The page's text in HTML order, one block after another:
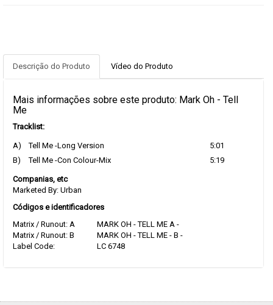
Descrição do Produto Vídeo do Produto
Mais informações sobre este produto: Mark Oh - Tell
Me
Tracklist:
A) Tell Me -Long Version
5:01
B)
Tell Me -Con Colour-Mix 5:19
Companias, etc
Marketed By: Urban
Códigos e identificadores
Matrix / Runout: A
MARK OH - TELL ME A -
Matrix / Runout: B
MARK OH - TELL ME - B -
Label Code:
LC 6748